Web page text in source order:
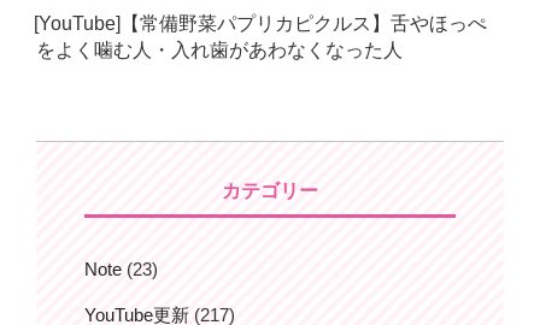
日:
[YouTube]【常備野菜パプリカピクルス】舌やほっぺ
をよく噛む人・入れ歯があわなくなった人
カテゴリー
Note (23)
YouTube更新 (217)